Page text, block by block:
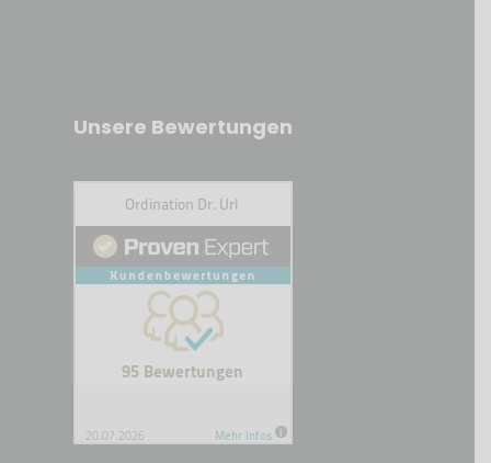
Unsere Bewertungen
Kundenbewertungen und Erfahrungen zu
SEHR GUT